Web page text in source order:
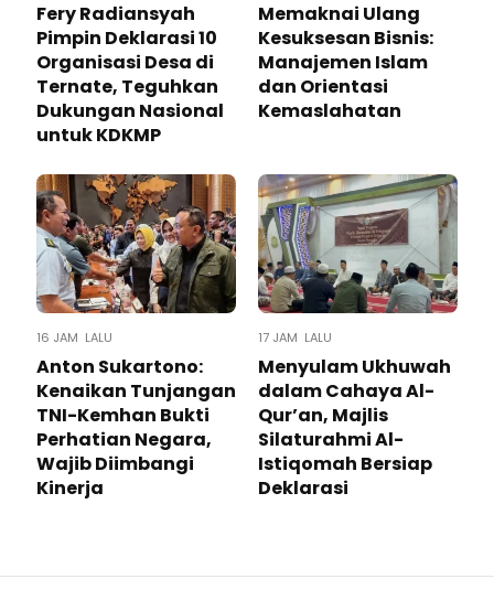
Fery Radiansyah
Pimpin Deklarasi 10
Organisasi Desa di
Ternate, Teguhkan
Dukungan Nasional
untuk KDKMP
Memaknai Ulang
Kesuksesan Bisnis:
Manajemen Islam
dan Orientasi
Kemaslahatan
16 JAM LALU
Anton Sukartono:
Kenaikan Tunjangan
TNI-Kemhan Bukti
Perhatian Negara,
Wajib Diimbangi
Kinerja
17 JAM LALU
Menyulam Ukhuwah
dalam Cahaya Al-
Qur’an, Majlis
Silaturahmi Al-
Istiqomah Bersiap
Deklarasi